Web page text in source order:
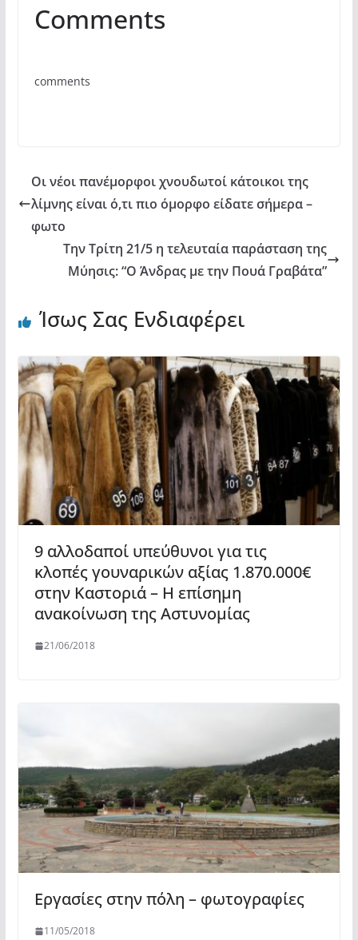
c
b
itt at ρ
Comments
comments
Οι νέοι πανέμορφοι χνουδωτοί κάτοικοι της
λίμνης είναι ό,τι πιο όμορφο είδατε σήμερα –
φωτο
Την Τρίτη 21/5 η τελευταία παράσταση της
Μύησις: “Ο Άνδρας με την Πουά Γραβάτα”
Ίσως Σας Ενδιαφέρει
9 αλλοδαποί υπεύθυνοι για τις
κλοπές γουναρικών αξίας 1.870.000€
στην Καστοριά – Η επίσημη
ανακοίνωση της Αστυνομίας
21/06/2018
Εργασίες στην πόλη – φωτογραφίες
11/05/2018